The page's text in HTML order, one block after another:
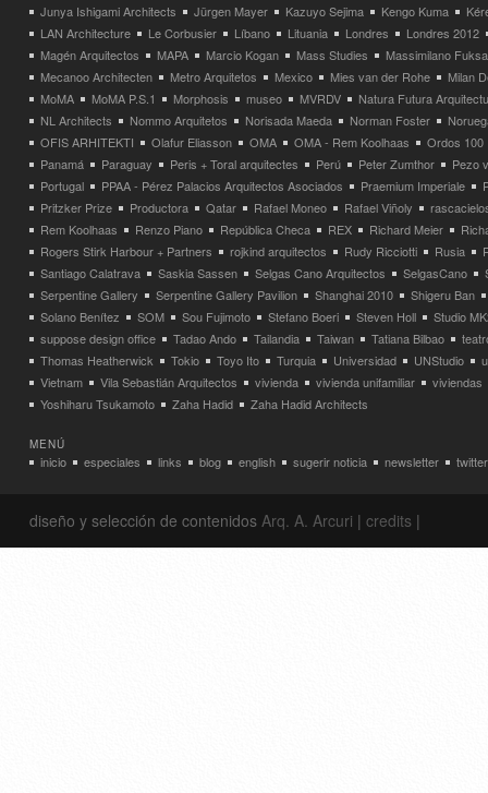
Junya Ishigami Architects
Jürgen Mayer Kazuyo Sejima Kengo Kuma
LAN Architecture
Le Corbusier Líbano Lituania Londres
Londres 2012
Magén Arquitectos
MAPA Marcio Kogan Mass Studies
Massimilano
Mecanoo Architecten
Metro Arquitetos Mexico Mies van der Rohe
Milan
MoMA
MoMA P.S.1 Morphosis museo MVRDV
Natura Futura
NL Architects
Nommo Arquitetos Norisada Maeda Norman Foster
OFIS ARHITEKTI
Olafur Eliasson OMA OMA - Rem Koolhaas
Ordos 100
Panamá
Paraguay Peris + Toral arquitectes Perú Peter Zumthor
Pezo
Portugal
PPAA - Pérez Palacios Arquitectos Asociados Praemium Imperiale
Pritzker Prize
Productora Qatar Rafael Moneo Rafael Viñoly
Rem Koolhaas
Renzo Piano República Checa REX Richard Meier
Rogers Stirk Harbour + Partners
rojkind arquitectos Rudy Ricciotti Rusia
Santiago Calatrava
Saskia Sassen Selgas Cano Arquitectos SelgasCano
Serpentine Gallery
Serpentine Gallery Pavilion Shanghai 2010
Shigeru Ban
Solano Benítez
SOM Sou Fujimoto Stefano Boeri Steven Holl
Studio
suppose design office
Tadao Ando Tailandia Taiwan Tatiana Bilbao
Thomas Heatherwick
Tokio Toyo Ito Turquia Universidad UNStudio
Vietnam
Vila Sebastián Arquitectos vivienda vivienda unifamiliar
viviendas
Yoshiharu Tsukamoto
Zaha Hadid Zaha Hadid Architects
MENÚ
inicio especiales links blog english sugerir noticia newsletter twitter
diseño y selección de contenidos Arq. A. Arcuri | credits |